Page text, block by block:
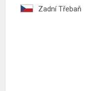
Zadní Třebaň